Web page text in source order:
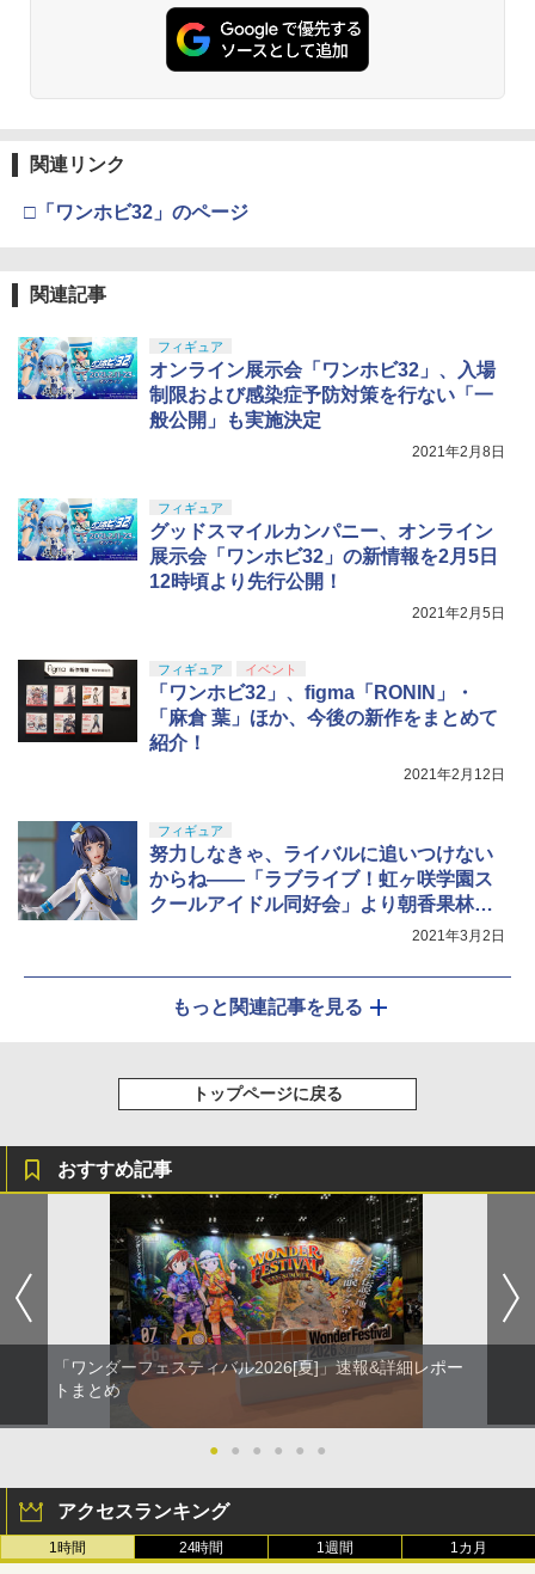
東京マルイ(TOKYO MARUI) No.21 H&K
USP HG 18歳以上エアーHOPハンドガン
￥3,409
4
上 電動ブローバック フルオート
￥3,815
タミヤ クラフトツールシリーズ No.123
先細薄刃ニッパー (ゲートカット用) プラ
モデル用工具 74123
8ml ホビー用仕上材 B603
5
タミヤ(TAMIYA) メイクアップ材シリー
ズ No.3 タミヤセメント(角びん) 40ml 模
型用接着剤 87003
￥184
関連リンク
□「ワンホビ32」のページ
関連記事
フィギュア
オンライン展示会「ワンホビ32」、入場
制限および感染症予防対策を行ない「一
般公開」も実施決定
2021年2月8日
フィギュア
グッドスマイルカンパニー、オンライン
展示会「ワンホビ32」の新情報を2月5日
12時頃より先行公開！
2021年2月5日
フィギュア イベント
「ワンホビ32」、figma「RONIN」・
「麻倉 葉」ほか、今後の新作をまとめて
紹介！
2021年2月12日
フィギュア
努力しなきゃ、ライバルに追いつけない
からね――「ラブライブ！虹ヶ咲学園ス
クールアイドル同好会」より朝香果林の
フィギュアがPOP UP PRADEで登場
2021年3月2日
もっと関連記事を見る
トップページに戻る
おすすめ記事
「ワンダーフェスティバル2026[夏]」速報&詳細レポー
トまとめ
● ● ● ● ● ●
アクセスランキング
1時間 24時間 1週間 1カ月